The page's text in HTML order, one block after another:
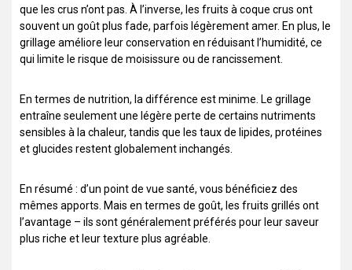
que les crus n’ont pas. À l’inverse, les fruits à coque crus ont
souvent un goût plus fade, parfois légèrement amer. En plus, le
grillage améliore leur conservation en réduisant l’humidité, ce
qui limite le risque de moisissure ou de rancissement.
En termes de nutrition, la différence est minime. Le grillage
entraîne seulement une légère perte de certains nutriments
sensibles à la chaleur, tandis que les taux de lipides, protéines
et glucides restent globalement inchangés.
En résumé : d’un point de vue santé, vous bénéficiez des
mêmes apports. Mais en termes de goût, les fruits grillés ont
l’avantage – ils sont généralement préférés pour leur saveur
plus riche et leur texture plus agréable.